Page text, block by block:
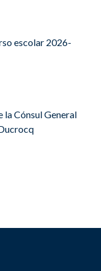
escolar 2026-
la Cónsul General